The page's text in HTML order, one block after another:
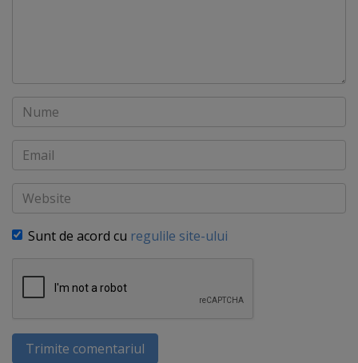
Nume
Email
Website
Sunt de acord cu regulile site-ului
Trimite comentariul